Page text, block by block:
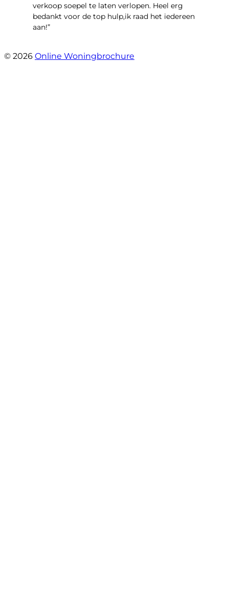
verkoop soepel te laten verlopen. Heel erg
bedankt voor de top hulp,ik raad het iedereen
aan!”
© 2026 Online Woningbrochure